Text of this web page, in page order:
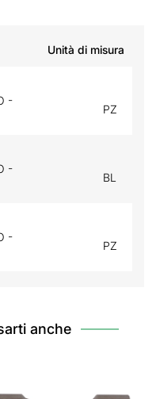
Unità di misura
-
PZ
-
BL
-
PZ
anche